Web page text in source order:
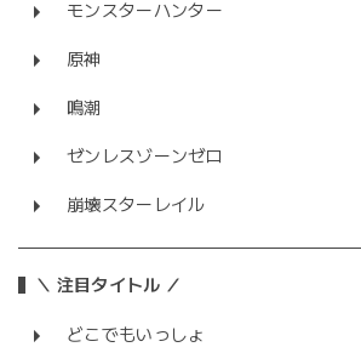
モンスターハンター
原神
鳴潮
ゼンレスゾーンゼロ
崩壊スターレイル
＼ 注目タイトル ／
どこでもいっしょ